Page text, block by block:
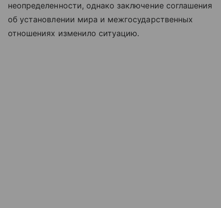
неопределенности, однако заключение соглашения
об установлении мира и межгосударственных
отношениях изменило ситуацию.